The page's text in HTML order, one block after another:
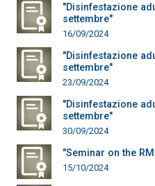
"Disinfestazione
settembre"
16/09/2024
"Disinfestazione
settembre"
23/09/2024
"Disinfestazione
settembre"
30/09/2024
"Seminar on the
15/10/2024